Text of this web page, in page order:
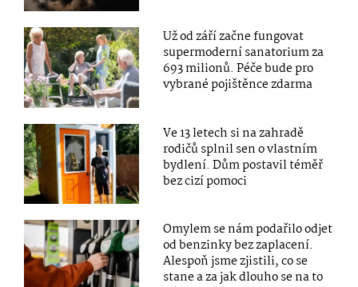
Už od září začne fungovat
supermoderní sanatorium za
693 milionů. Péče bude pro
vybrané pojištěnce zdarma
Ve 13 letech si na zahradě
rodičů splnil sen o vlastním
bydlení. Dům postavil téměř
bez cizí pomoci
Omylem se nám podařilo odjet
od benzinky bez zaplacení.
Alespoň jsme zjistili, co se
stane a za jak dlouho se na to